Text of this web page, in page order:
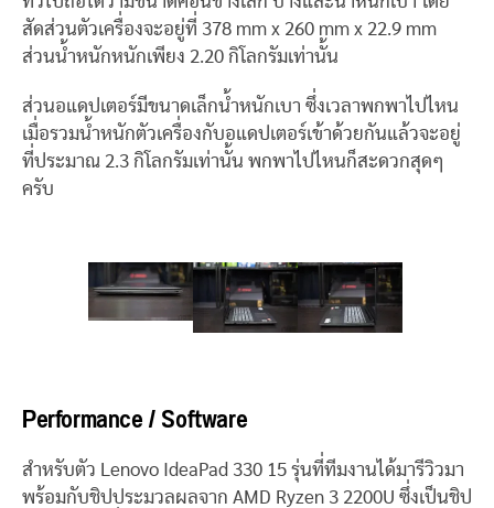
สัดส่วนตัวเครื่องจะอยู่ที่ 378 mm x 260 mm x 22.9 mm
ส่วนน้ำหนักหนักเพียง 2.20 กิโลกรัมเท่านั้น
ส่วนอแดปเตอร์มีขนาดเล็กน้ำหนักเบา ซึ่งเวลาพกพาไปไหน
เมื่อรวมน้ำหนักตัวเครื่องกับอแดปเตอร์เข้าด้วยกันแล้วจะอยู่
ที่ประมาณ 2.3 กิโลกรัมเท่านั้น พกพาไปไหนก็สะดวกสุดๆ
ครับ
Performance / Software
สำหรับตัว Lenovo IdeaPad 330 15 รุ่นที่ทีมงานได้มารีวิวมา
พร้อมกับชิปประมวลผลจาก AMD Ryzen 3 2200U ซึ่งเป็นชิป